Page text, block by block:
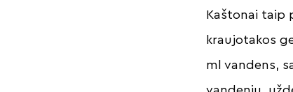
Kaštonai taip
kraujotakos
ml vandens,